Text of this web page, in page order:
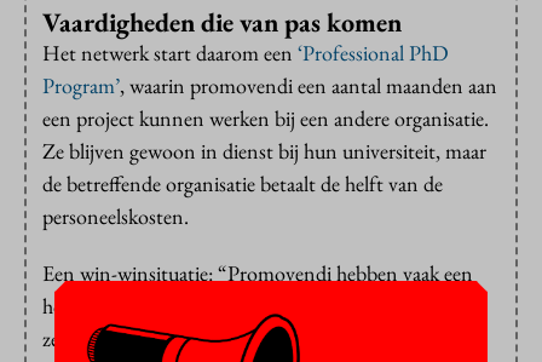
Vaardigheden die van pas komen
Het netwerk start daarom een ‘Professional PhD
Program’, waarin promovendi een aantal maanden aan
een project kunnen werken bij een andere organisatie.
Ze blijven gewoon in dienst bij hun universiteit, maar
de betreffende organisatie betaalt de helft van de
personeelskosten.
Een win-winsituatie: “Promovendi hebben vaak een
hoop vaardigheden die overal van pas komen. Ze zijn
zelfstandig en ze kunnen goed plannen en